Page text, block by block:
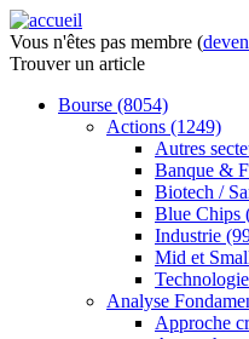
Vous n'êtes pas membre (
Trouverun article
Bourse (8054)
Actions (1249)
Autres
Banque &
Biotech /
Blue Chips
Industrie
Mid et
Technologie
Analyse
Approche